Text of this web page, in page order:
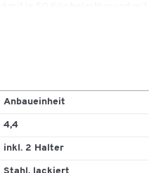
mit je 50 Kilo belastbar und mit
und Stahlregalen MS
Anbaueinheit
4,4
inkl. 2 Halter